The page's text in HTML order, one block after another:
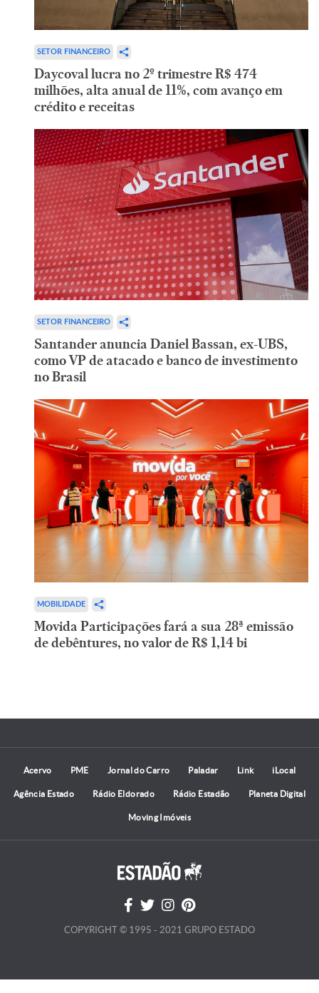
SETOR FINANCEIRO
Daycoval lucra no 2º trimestre R$ 474
milhões, alta anual de 11%, com avanço em
crédito e receitas
SETOR FINANCEIRO
Santander anuncia Daniel Bassan, ex-UBS,
como VP de atacado e banco de investimento
no Brasil
MOBILIDADE
Movida Participações fará a sua 28ª emissão
de debêntures, no valor de R$ 1,14 bi
Acervo PME Jornal do Carro Paladar Link iLocal
Agência Estado Rádio Eldorado Rádio Estadão Planeta Digital
Moving Imóveis
COPYRIGHT © 1995 - 2021 GRUPO ESTADO